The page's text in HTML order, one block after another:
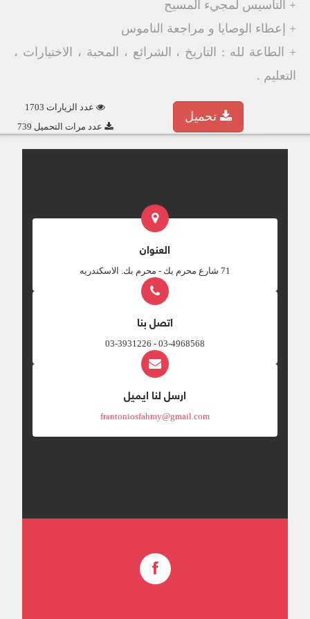
+ التأسيس لمجيء المسيح
+ إعطاء الوصايا و مراجعة الناموس
+ الطاعة لله : التاريخ ، الشرائع ، المحبة ، الاختيارات ،
التعليم .
عدد الزيارات 1703
عدد مرات التحميل 739
تحميل
العنوان
‎71 شارع محرم بك - محرم بك. الاسكندريه
اتصل بنا
03-4968568 - 03-3931226
ارسل لنا ايميل
frantoniosfahmy@gmail.com